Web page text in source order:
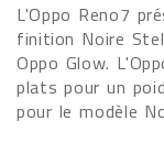
L'Oppo Reno7
finition Noire
Oppo Glow.
plats pour un
pour le modèle